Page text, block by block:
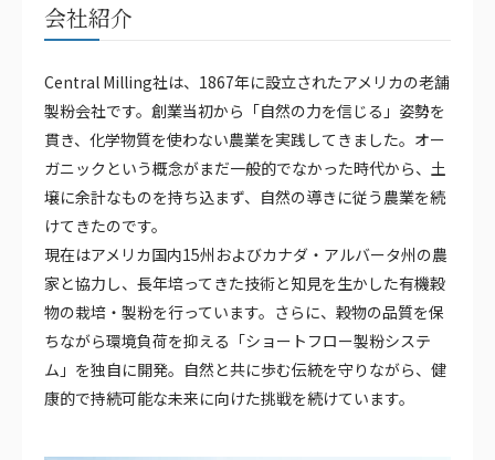
会社紹介
Central Milling社は、1867年に設立されたアメリカの老舗
製粉会社です。創業当初から「自然の力を信じる」姿勢を
貫き、化学物質を使わない農業を実践してきました。オー
ガニックという概念がまだ一般的でなかった時代から、土
壌に余計なものを持ち込まず、自然の導きに従う農業を続
けてきたのです。
現在はアメリカ国内15州およびカナダ・アルバータ州の農
家と協力し、長年培ってきた技術と知見を生かした有機穀
物の栽培・製粉を行っています。さらに、穀物の品質を保
ちながら環境負荷を抑える「ショートフロー製粉システ
ム」を独自に開発。自然と共に歩む伝統を守りながら、健
康的で持続可能な未来に向けた挑戦を続けています。